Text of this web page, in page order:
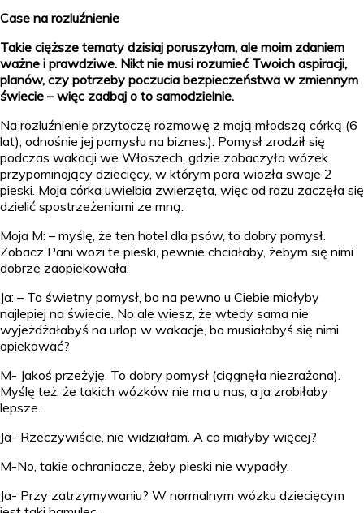
Case na rozluźnienie
Takie cięższe tematy dzisiaj poruszyłam, ale moim zdaniem
ważne i prawdziwe. Nikt nie musi rozumieć Twoich aspiracji,
planów, czy potrzeby poczucia bezpieczeństwa w zmiennym
świecie – więc zadbaj o to samodzielnie.
Na rozluźnienie przytoczę rozmowę z moją młodszą córką (6
lat), odnośnie jej pomysłu na biznes:). Pomysł zrodził się
podczas wakacji we Włoszech, gdzie zobaczyła wózek
przypominający dziecięcy, w którym para wiozła swoje 2
pieski. Moja córka uwielbia zwierzęta, więc od razu zaczęła się
dzielić spostrzeżeniami ze mną:
Moja M: – myślę, że ten hotel dla psów, to dobry pomysł.
Zobacz Pani wozi te pieski, pewnie chciałaby, żebym się nimi
dobrze zaopiekowała.
Ja: – To świetny pomysł, bo na pewno u Ciebie miałyby
najlepiej na świecie. No ale wiesz, że wtedy sama nie
wyjeżdżałabyś na urlop w wakacje, bo musiałabyś się nimi
opiekować?
M- Jakoś przeżyję. To dobry pomysł (ciągnęła niezrażona).
Myślę też, że takich wózków nie ma u nas, a ja zrobiłaby
lepsze.
Ja- Rzeczywiście, nie widziałam. A co miałyby więcej?
M-No, takie ochraniacze, żeby pieski nie wypadły.
Ja- Przy zatrzymywaniu? W normalnym wózku dziecięcym